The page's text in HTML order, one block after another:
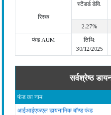
रिस्क
स्टैंडर्ड डेवि.
2.27%
फंड AUM
तिथि:
30/12/2025
सर्वश्रेष्ठ
फंड का नाम
आईआईएफएल डायनामिक बॉण्ड फंड